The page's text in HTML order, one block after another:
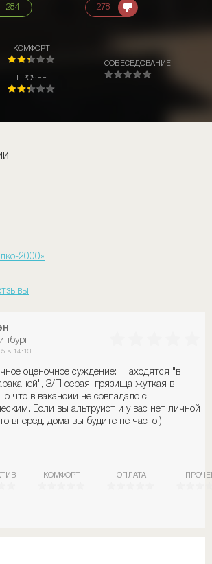
284 278
КОМФОРТ
ПРОЧЕЕ
СОБЕСЕДОВАНИЕ
2000»
в 14:13
оценочное суждение: Находятся "в
З/П серая, грязища жуткая в
что в вакансии не совпадало с
Если вы альтруист и у вас нет личной
вперед, дома вы будите не часто.)
КОМФОРТ ОПЛАТА